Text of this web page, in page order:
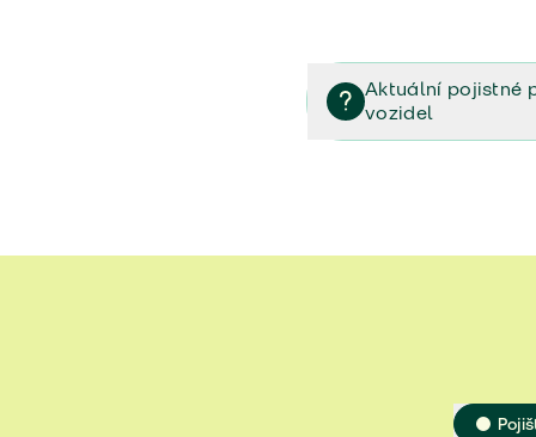
Aktuální pojistné
vozidel
Veřejný příslib -